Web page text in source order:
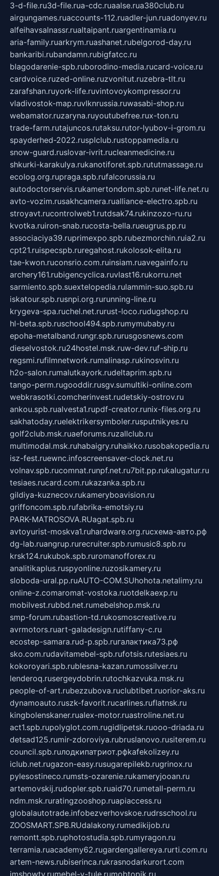
3-d-file.ru3d-file.rua-cdc.ruaalse.rua380club.ru
airgungames.ruaccounts-112.ruadler-jun.ruadonyev.ru
alfeihavsalnassr.rualtaipant.ruargentinamia.ru
aria-family.ruarkrym.ruashanet.rubelgorod-day.ru
bankaribi.rubandamn.rubigfatcc.ru
blagodarenie-spb.ruborodino-media.rucard-voice.ru
cardvoice.ruzed-online.ruzvonitut.ruzebra-tlt.ru
zarafshan.ruyork-life.ruvintovoykompressor.ru
vladivostok-map.ruvlknrussia.ruwasabi-shop.ru
webamator.ruzaryna.ruyoutubefree.rux-ton.ru
trade-farm.rutajuncos.rutaksu.rutor-lyubov-i-grom.ru
spayderhed-2022.rusplclub.rustoppamedia.ru
snow-guard.ruslovar-ivrit.rucleanmedicine.ru
shkurki-karakulya.rukanotiforet.spb.rututmassage.ru
ecolog.org.rupraga.spb.rufalcorussia.ru
autodoctorservis.rukamertondom.spb.runet-life.net.ru
avto-vozim.rusakhcamera.rualliance-electro.spb.ru
stroyavt.rucontrolweb1.rutdsak74.rukinzozo-ru.ru
kvotka.ruiron-snab.rucosta-bella.rueugrus.pp.ru
associaciya39.ruprimexpo.spb.rubezmorchin.ruia2.ru
cpt21.ruispecspb.ruregahost.rukolosok-elita.ru
tae-kwon.ruconsrio.com.ruinsiam.ruavegainfo.ru
archery161.rubigencyclica.ruvlast16.rukorru.net
sarmiento.spb.suextelopedia.rulammin-suo.spb.ru
iskatour.spb.rusnpi.org.rurunning-line.ru
krygeva-spa.ruchel.net.rurust-loco.rudugshop.ru
hl-beta.spb.ruschool494.spb.rumymubaby.ru
epoha-metalband.rungr.spb.rurusgosnews.com
dieselvostok.ru24hostel.msk.ruw-dev.ruf-ship.ru
regsmi.rufilmnetwork.rumalinasp.rukinosvin.ru
h2o-salon.rumalutkayork.rudeltaprim.spb.ru
tango-perm.rugooddir.rusgv.sumultiki-online.com
webkrasotki.comcherinvest.rudetskiy-ostrov.ru
ankou.spb.rualvesta1.rupdf-creator.runix-files.org.ru
sakhatoday.ruelektrikersymboler.rusputnikyes.ru
golf2club.msk.ruaeforums.ruzallclub.ru
multimodal.msk.ruhabaigry.ruhaikko.rusobakopedia.ru
isz-fest.ruewnc.infoscreensaver-clock.net.ru
volnav.spb.rucomnat.runpf.net.ru7bit.pp.rukalugatur.ru
tesiaes.rucard.com.rukazanka.spb.ru
gildiya-kuznecov.rukameryboavision.ru
griffoncom.spb.rufabrika-emotsiy.ru
PARK-MATROSOVA.RUagat.spb.ru
avtoyurist-moskva1.ruhardware.org.ruсхема-авто.рф
dg-lab.ruangrup.rurecruiter.spb.rumusic8.spb.ru
krsk124.rukubok.spb.ruromanofforex.ru
analitikaplus.ruspyonline.ruzosikamery.ru
sloboda-ural.pp.ruAUTO-COM.SUhohota.netalimy.ru
online-z.comaromat-vostoka.ruotdelkaexp.ru
mobilvest.rubbd.net.rumebelshop.msk.ru
smp-forum.rubastion-td.rukosmoscreative.ru
avrmotors.ruart-galadesign.rutiffany-c.ru
ecostep-samara.rud-p.spb.ruгалактика73.рф
sko.com.rudavitamebel-spb.rufotsis.rutesiaes.ru
kokoroyari.spb.rublesna-kazan.rumossilver.ru
lenderoq.rusergeydobrin.rutochkazvuka.msk.ru
people-of-art.rubezzubova.ruclubtibet.ruorior-aks.ru
dynamoauto.ruszk-favorit.rucarlines.ruflatnsk.ru
kingbolenskaner.rualex-motor.ruastroline.net.ru
act1.spb.rupolyglot.com.rugidlipetsk.ruooo-driada.ru
detsad125.rumir-zdoroviya.rubruslanovo.rusiterem.ru
council.spb.ruлодкипатриот.рфkafekolizey.ru
iclub.net.rugazon-easy.rusugarepilekb.rugrinox.ru
pylesostineco.rumsts-ozarenie.rukameryjooan.ru
artemovskij.rudopler.spb.ruaid70.rumetall-perm.ru
ndm.msk.ruratingzooshop.ruapiaccess.ru
globalautotrade.infobezverhovskoe.rudrsschool.ru
ZOOSMART.SPB.RUdalakony.rumedikijob.ru
remontt.spb.ruphotostudia.spb.rumyragon.ru
terramia.ruacademy62.rugardengallereya.rurti.com.ru
artem-news.rubiserinca.rukrasnodarkurort.com